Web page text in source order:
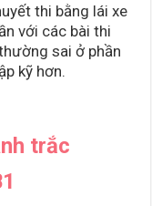
thi bằng lái xe
với các bài thi
sai ở phần
kỹ hơn.
trắc